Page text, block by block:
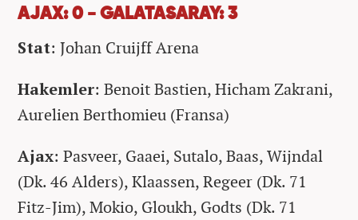
AJAX: 0 - GALATASARAY: 3
Stat: Johan Cruijff Arena
Hakemler: Benoit Bastien, Hicham Zakrani,
Aurelien Berthomieu (Fransa)
Ajax: Pasveer, Gaaei, Sutalo, Baas, Wijndal
(Dk. 46 Alders), Klaassen, Regeer (Dk. 71
Fitz-Jim), Mokio, Gloukh, Godts (Dk. 71